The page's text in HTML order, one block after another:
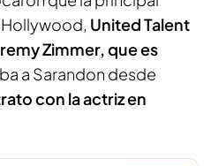
United Talent
Zimmer, que es
a Sarandon desde
con la actriz en